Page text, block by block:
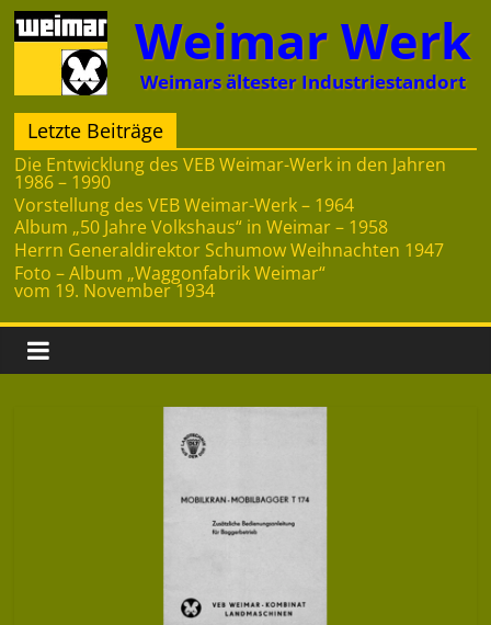
Zum
Inhalt
springen
Weimar Werk
Weimars ältester Industriestandort
Letzte Beiträge
Die Entwicklung des VEB Weimar-Werk in den Jahren
1986 – 1990
Vorstellung des VEB Weimar-Werk – 1964
Album „50 Jahre Volkshaus“ in Weimar – 1958
Herrn Generaldirektor Schumow Weihnachten 1947
Foto – Album „Waggonfabrik Weimar“
vom 19. November 1934